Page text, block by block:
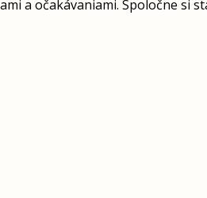
a očakávaniami. Spoločne si